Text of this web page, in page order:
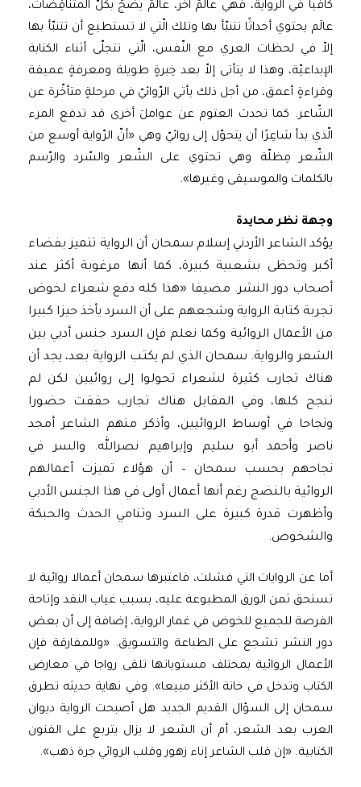
كافيا في الرواية، فهي عالَمٌ آخر، عالَمٌ يضجّ بكلّ المتناقِضات،
عالَم يحتوي أحداثًا تتنبّأ بها وتلك الّتي لا تستطيع أن تتنبّأ بها
إلاّ في لحظات العري مع النّفس، الّتي تتجلّى أثناء الكتابة
الإبداعيّة، وهذا لا يتأتى إلاّ بعد خِبرةٍ طويلة ومعرفةٍ عميقة
وقراءةٍ أعمق، من أجل ذلك يأتي الرّوائيّ في مرحلةٍ متأخّرة عن
الشّاعر. كما تحدث العتوم عن عواملَ أخرى قد تدفع المرء
الّذي بدأ شاعِرًا أن يتحوّل إلى روائيّ وهي «أنّ الرّواية أوسع من
الشّعر مِظلّة وهي تحتوي على الشّعر والسّرد والرّسم
بالكلمات والموسيقى وغيرها».
وجهة نظر محايدة
يؤكد الشاعر الأردني إسلام سمحان أن الرواية تتميز بفضاء
أكبر وتحظى بشعبية كبيرة، كما أنها مرغوبة أكثر عند
أصحاب دور النشر. مضيفا «هذا كله دفع شعراء لخوض
تجربة كتابة الرواية وشجعهم على أن السرد يأخذ حيزا كبيرا
من الأعمال الروائية وكما نعلم فإن السرد جنس أدبي بين
الشعر والرواية. سمحان الذي لم يكتب الرواية بعد، يجد أن
هناك تجارب كثيرة لشعراء تحولوا إلى روائيين لكن لم
تنجح كلها، وفي المقابل هناك تجارب حققت حضورا
ونجاحا في أوساط الروائيين، وأذكر منهم الشاعر أمجد
ناصر وأحمد أبو سليم وإبراهيم نصرالله. والسر في
نجاحهم بحسب سمحان – أن هؤلاء تميزت أعمالهم
الروائية بالنضج رغم أنها أعمال أولى في هذا الجنس الأدبي
وأظهرت قدرة كبيرة على السرد وتنامي الحدث والحبكة
والشخوص.
أما عن الروايات التي فشلت، فاعتبرها سمحان أعمالا روائية لا
تستحق ثمن الورق المطبوعة عليه، بسبب غياب النقد وإتاحة
الفرصة للجميع للخوض في غمار الرواية، إضافة إلى أن بعض
دور النشر تشجع على الطباعة والتسويق. «وللمفارقة فإن
الأعمال الروائية بمختلف مستوياتها تلقى رواجا في معارض
الكتاب وتدخل في خانة الأكثر مبيعا». وفي نهاية حديثه تطرق
سمحان إلى السؤال القديم الجديد هل أصبحت الرواية ديوان
العرب بعد الشعر، أم أن الشعر لا يزال يتربع على الفنون
الكتابية. «إن قلب الشاعر إناء زهور وقلب الروائي جرة ذهب».